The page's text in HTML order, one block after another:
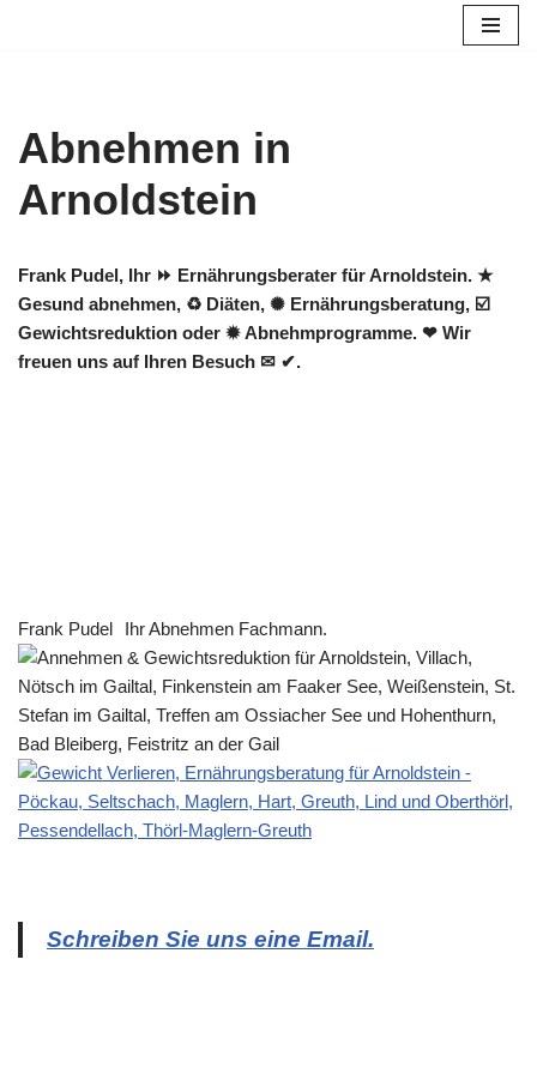
Abnehmen in
Arnoldstein
Frank Pudel, Ihr ⏩ Ernährungsberater für Arnoldstein. ★
Gesund abnehmen, ♻ Diäten, ✺ Ernährungsberatung, ☑️
Gewichtsreduktion oder ✹ Abnehmprogramme. ❤ Wir
freuen uns auf Ihren Besuch ✉ ✔.
Frank Pudel Ihr Abnehmen Fachmann.
Schreiben Sie uns eine Email.